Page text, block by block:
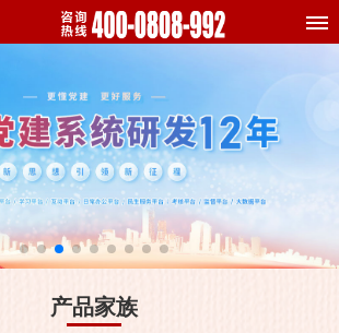
产品家族